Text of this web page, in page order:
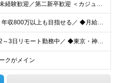
学歴不問／未経験歓迎／第二新卒歓迎 ＜カジュアル面談実施中！＞ 事前準備は一切不要。 画面オフのカジュアル面談も歓迎です。 「今の現場、ちょっとレガシーで先が見えなくて…」 「市場価値を上げたいん
＼副業OK・年収800万以上も目指せる／ ◆月給40万円～70万円＋賞与年2回 ※経験・年齢・能力を考慮の上、当社規定により優遇いたします ※試用期間1ヶ月あり、待遇等に差異なし ※残業代別途全額支給
＼全社員週2～3日リモート勤務中／ ◆東京・神奈川・埼玉・千葉などの各プロジェクト先 ※希望勤務地を考慮します。 ※お客様先の9割は、東京23区内です。 ※転居を伴う転勤はありません。 ※客先常駐の場
クがメイン